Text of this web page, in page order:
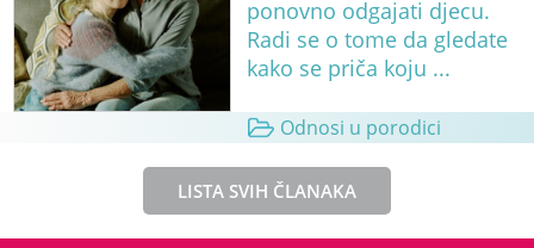
ponovno odgajati djecu.
Radi se o tome da gledate
kako se priča koju ...
Odnosi u porodici
LISTA SVIH ČLANAKA